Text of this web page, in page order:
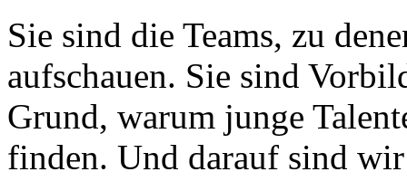
Sie sind die Teams, zu
aufschauen. Sie sind
Grund, warum junge
finden. Und darauf sind